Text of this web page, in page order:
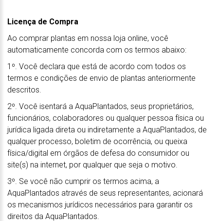
Licença de Compra
Ao comprar plantas em nossa loja online, você
automaticamente concorda com os termos abaixo:
1º. Você declara que está de acordo com todos os
termos e condições de envio de plantas anteriormente
descritos.
2º. Você isentará a AquaPlantados, seus proprietários,
funcionários, colaboradores ou qualquer pessoa física ou
jurídica ligada direta ou indiretamente a AquaPlantados, de
qualquer processo, boletim de ocorrência, ou queixa
física/digital em órgãos de defesa do consumidor ou
site(s) na internet, por qualquer que seja o motivo.
3º. Se você não cumprir os termos acima, a
AquaPlantados através de seus representantes, acionará
os mecanismos jurídicos necessários para garantir os
direitos da AquaPlantados.